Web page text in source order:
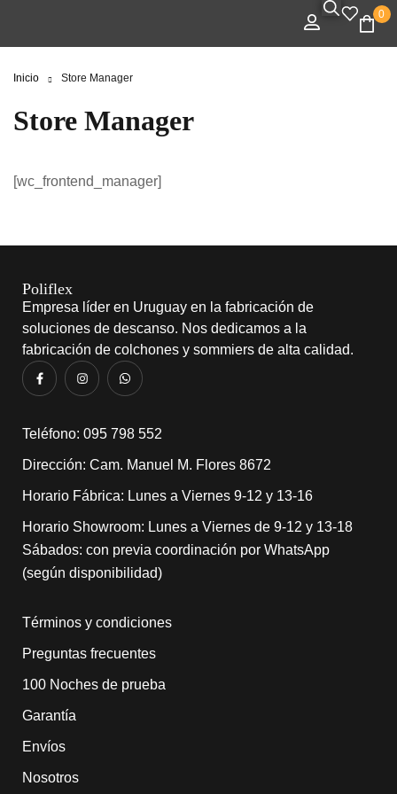
0
Inicio Store Manager
Store Manager
[wc_frontend_manager]
Poliflex
Empresa líder en Uruguay en la fabricación de
soluciones de descanso. Nos dedicamos a la
fabricación de colchones y sommiers de alta calidad.
​Teléfono: 095 798 552
Dirección: Cam. Manuel M. Flores 8672
Horario Fábrica: Lunes a Viernes 9-12 y 13-16
Horario Showroom: Lunes a Viernes de 9-12 y 13-18
Sábados: con previa coordinación por WhatsApp
(según disponibilidad)
Términos y condiciones
Preguntas frecuentes
100 Noches de prueba
Garantía
Envíos
Nosotros